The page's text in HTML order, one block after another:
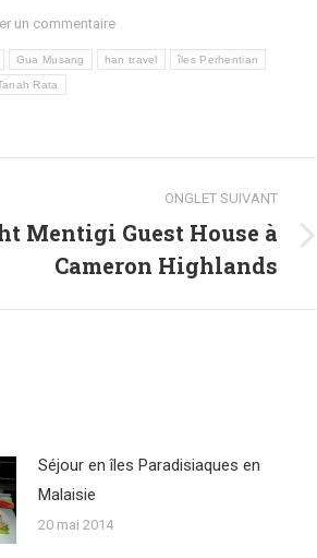
un commentaire
Gua Musang han travel îles Perhentian
Rata
ONGLET SUIVANT
Mentigi Guest House à
Cameron Highlands
Séjour en îles Paradisiaques en
Malaisie
20 mai 2014